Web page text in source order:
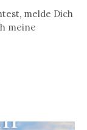
melde Dich
meine